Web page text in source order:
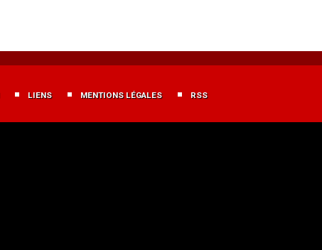
LIENS MENTIONS LÉGALES RSS